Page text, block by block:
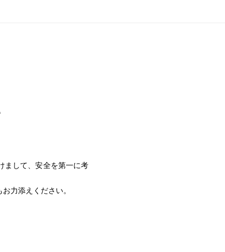
まして、安全を第一に考
力添えください。